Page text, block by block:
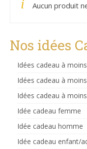
Aucun produit
Nos idées
Idées cadeau à
Idées cadeau à
Idées cadeau à
Idée cadeau femme
Idée cadeau homme
Idée cadeau enfant/